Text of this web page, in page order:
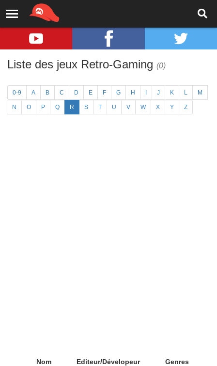
Liste des jeux Retro-Gaming (0)
0-9 A B C D E F G H J K L M
N O P Q R S T U V W X Y Z
Nom Editeur/Dévelopeur Genres